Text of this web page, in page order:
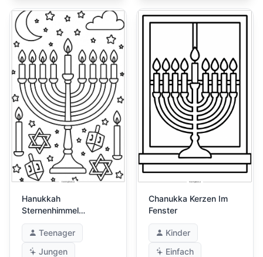
Hanukkah
Sternenhimmel
Hintergrund
Teenager
Jungen
Chanukka Kerzen Im
Fenster
Kinder
Einfach